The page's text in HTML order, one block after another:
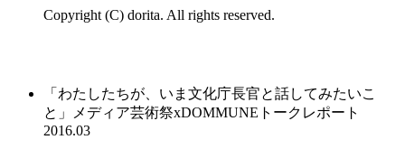
Copyright (C) dorita. All rights reserved.
「わたしたちが、いま文化庁長官と話してみたいこ
と」メディア芸術祭xDOMMUNEトークレポート
2016.03